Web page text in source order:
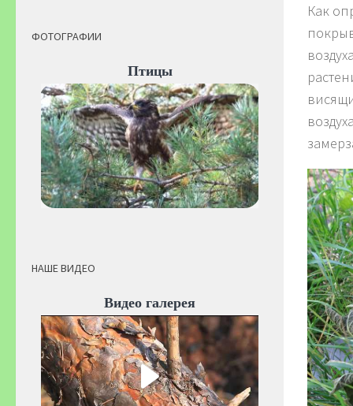
Как
ФОТОГРАФИИ
Птицы
НАШЕ ВИДЕО
Видео галерея